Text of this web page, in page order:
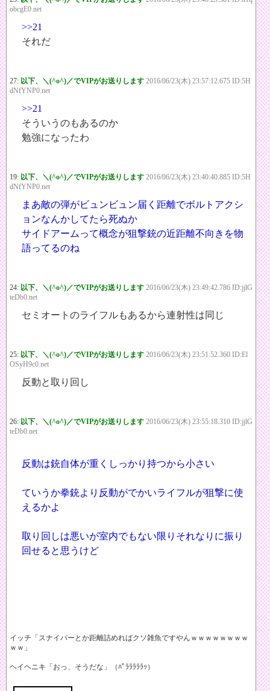
obcgE0.net
>>21
それだ
27: 以下、＼(^o^)／でVIPがお送りします 2016/06/23(木) 23:57:12.675 ID:5H
dNfYNP0.net
>>21
そういうのもあるのか
勉強になったわ
19: 以下、＼(^o^)／でVIPがお送りします 2016/06/23(木) 23:40:40.885 ID:5H
dNfYNP0.net
まあ敵の弾がビュンビュン届く距離でボルトアクシ
ョンなんかしてたら死ぬか
サイドアームって概念が狙撃銃の近距離不向きを物
語ってるのね
24: 以下、＼(^o^)／でVIPがお送りします 2016/06/23(木) 23:49:42.786 ID:jjlG
teDb0.net
セミオートのライフルもあるから連射性は同じ
25: 以下、＼(^o^)／でVIPがお送りします 2016/06/23(木) 23:51:52.360 ID:El
OSyH9c0.net
反動と取り回し
26: 以下、＼(^o^)／でVIPがお送りします 2016/06/23(木) 23:55:18.310 ID:jjlG
teDb0.net
反動は銃自体が重くしっかり持つから小さい
ていうか拳銃より反動がでかいライフルが狙撃に使
えるかよ
取り回しは悪いが室内でもない限りそれなりに振り
回せると思うけど
イッチ「スナイパーとか距離詰めればクソ雑魚ですやんｗｗｗｗｗｗｗｗ
ｗｗ」
ヘイヘニキ「おっ、そうだな」（ﾊﾟﾗﾗﾗﾗﾗｯ）